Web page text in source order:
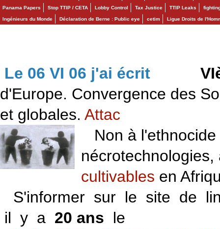
Panama Papers Stop TTIP / CETA Lobby Control Tax Justice TTIP Leaks
Ingénieurs du Monde Déclaration de Berne : Public eye cetim Ligue Droits de
Le 06 VI 06 j'ai écrit
d'Europe. Convergence des
et globales. Attac
Non à l'ethnocide
cultivables en
S'informer sur le site de
il y a 20 ans le